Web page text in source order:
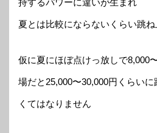
持するパワーに違いが生まれ
夏とは比較にならないくらい跳
仮に夏にほぼ点けっ放しで8,000
場だと25,000〜30,000円くらい
くてはなりません